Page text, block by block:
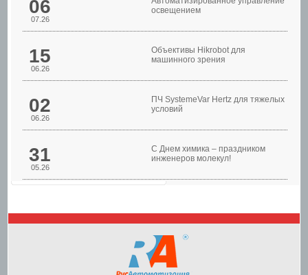
Шкафы управления
06
07.26
освещением
15
06.26
Объективы Hikrobot для
машинного зрения
02
06.26
ПЧ SystemeVar Hertz для тяжелых
условий
31
05.26
С Днем химика – праздником
инженеров молекул!